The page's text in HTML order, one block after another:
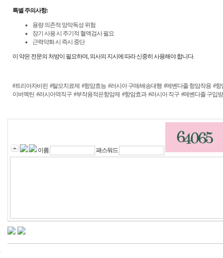
특별 주의사항:
용량 의존적 망막독성 위험
장기 사용 시 주기적 혈액검사 필요
근력약화 시 즉시 중단
이 약은 전문의 처방이 필요하며, 의사의 지시에 따라 신중히 사용해야 합니다.
#트리아자비린 #탈모치료제 #항암효능 #러시아 구매/배송대행 #메벤다졸 항암작용 #항
이버멕틴 #러시아역직구 #부작용적은항암제 #항암효과 #러시아 직구 #메벤다졸 구입
이름 패스워드